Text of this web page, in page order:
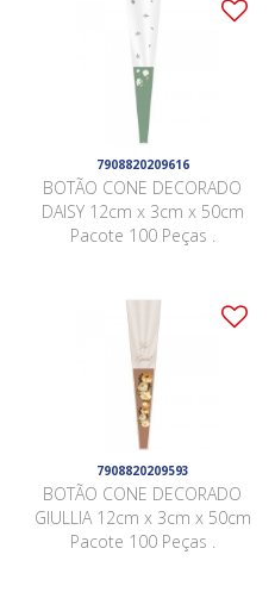
7908820209616
BOTÃO CONE DECORADO
DAISY 12cm x 3cm x 50cm
Pacote 100 Peças .
7908820209593
BOTÃO CONE DECORADO
GIULLIA 12cm x 3cm x 50cm
Pacote 100 Peças .